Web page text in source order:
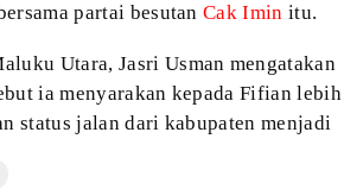
partai besutanCak Imin itu.
Utara, Jasri Usman mengatakan
ia menyarakan kepada Fifian lebih
status jalan dari kabupaten menjadi